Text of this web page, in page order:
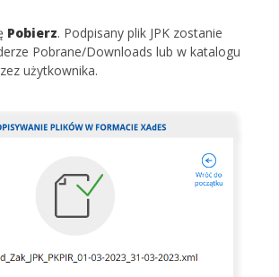
Pobierz. Podpisany plik JPK zostanie
Pobrane/Downloads lub w katalogu
użytkownika.